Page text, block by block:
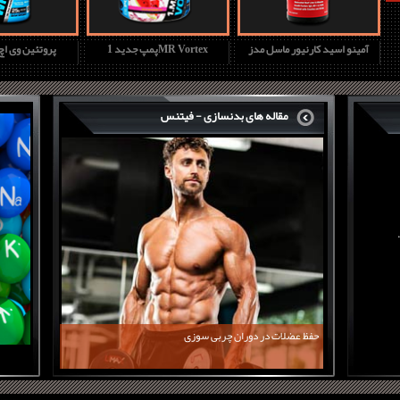
پروتئین وی پمپ جدید 1MR Vortex آمینو اسید کارنیور ماسل مدز
مقاله های بدنسازی - فیتنس
حفظ عضلات در دوران چربی سوزی